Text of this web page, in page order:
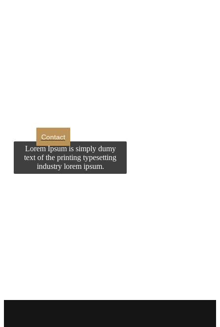
Contact
Lorem Ipsum is simply dumy
text of the printing typesetting
industry lorem ipsum.